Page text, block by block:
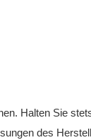
Halten Sie
des